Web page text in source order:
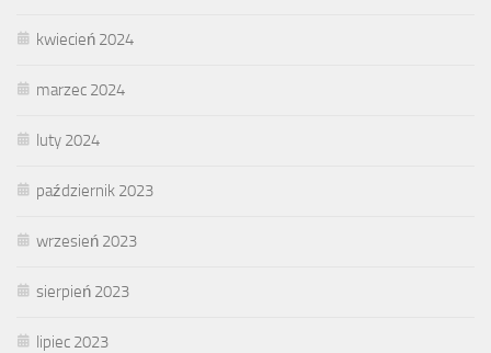
kwiecień 2024
marzec 2024
luty 2024
październik 2023
wrzesień 2023
sierpień 2023
lipiec 2023